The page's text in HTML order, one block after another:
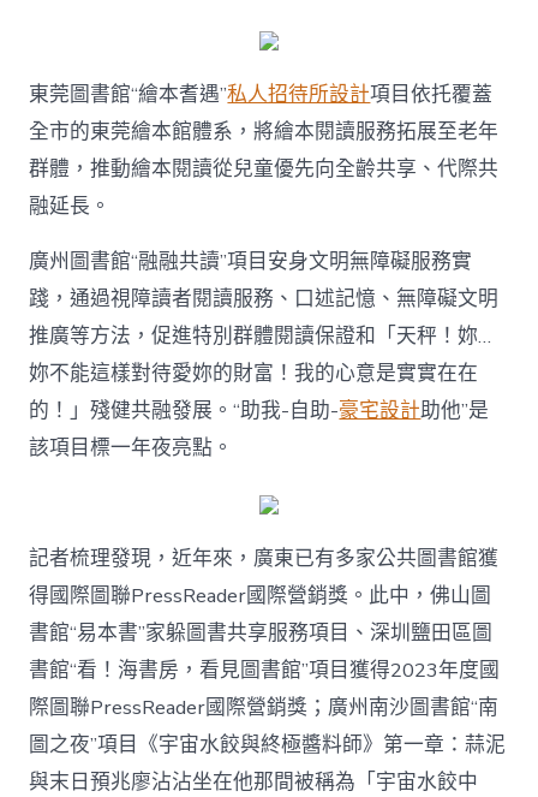
東莞圖書館“繪本耆遇”私人招待所設計項目依托覆蓋
全市的東莞繪本館體系，將繪本閱讀服務拓展至老年
群體，推動繪本閱讀從兒童優先向全齡共享、代際共
融延長。
廣州圖書館“融融共讀”項目安身文明無障礙服務實
踐，通過視障讀者閱讀服務、口述記憶、無障礙文明
推廣等方法，促進特別群體閱讀保證和「天秤！妳…
妳不能這樣對待愛妳的財富！我的心意是實實在在
的！」殘健共融發展。“助我-自助-豪宅設計助他”是
該項目標一年夜亮點。
記者梳理發現，近年來，廣東已有多家公共圖書館獲
得國際圖聯PressReader國際營銷獎。此中，佛山圖
書館“易本書”家躲圖書共享服務項目、深圳鹽田區圖
書館“看！海書房，看見圖書館”項目獲得2023年度國
際圖聯PressReader國際營銷獎；廣州南沙圖書館“南
圖之夜”項目《宇宙水餃與終極醬料師》第一章：蒜泥
與末日預兆廖沾沾坐在他那間被稱為「宇宙水餃中